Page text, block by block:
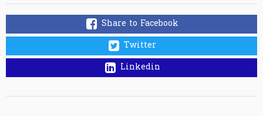
Share to Facebook
Twitter
Linkedin